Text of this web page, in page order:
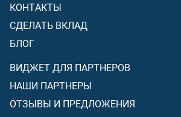
КОНТАКТЫ
СДЕЛАТЬ ВКЛАД
БЛОГ
ВИДЖЕТ ДЛЯ ПАРТНЕРОВ
НАШИ ПАРТНЕРЫ
ОТЗЫВЫ И ПРЕДЛОЖЕНИЯ